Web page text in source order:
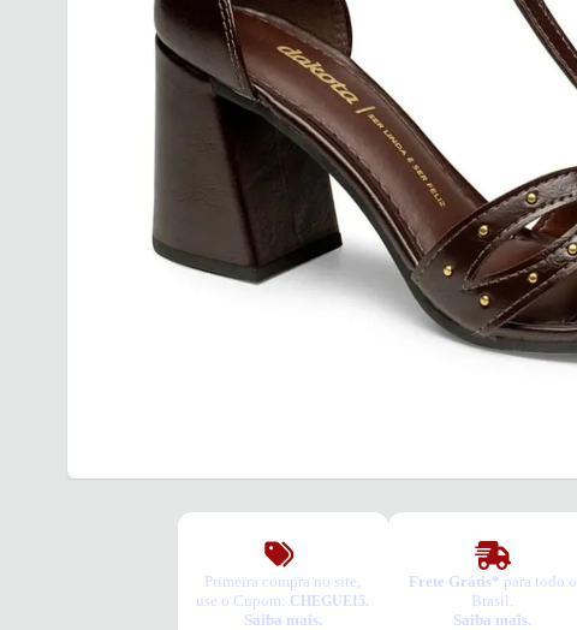
Primeira compra no site,
use o Cupom: CHEGUEI5.
Saiba mais.
Frete Grátis* para todo o
Brasil.
Saiba mais.